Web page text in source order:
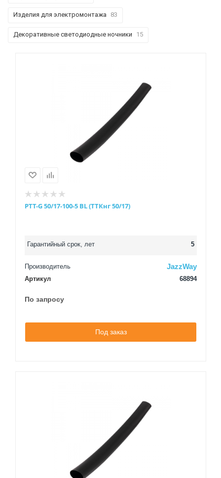
Изделия для электромонтажа 83
Декоративные светодиодные ночники 15
PTT-G 50/17-100-5 BL (ТТКнг 50/17)
Гарантийный срок, лет 5
Производитель JazzWay
Артикул 68894
По запросу
Под заказ